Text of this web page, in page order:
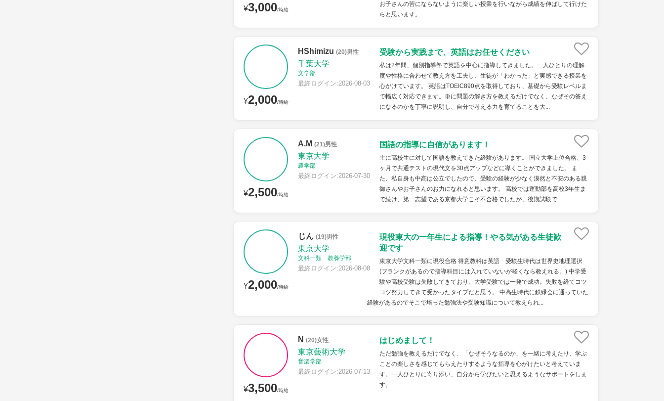
¥3,000/時給
お子さんの苦にならないように楽しい授業を行いながら成績を伸ばして行けた
らと思います。
¥2,000/時給
HShimizu (20)男性
千葉大学
文学部
最終ログイン:2026-08-03
受験から実践まで、英語はお任せください
私は2年間、個別指導塾で英語を中心に指導してきました。一人ひとりの理解
度や性格に合わせて教え方を工夫し、生徒が「わかった」と実感できる授業を
心がけています。 英語はTOEIC890点を取得しており、基礎から受験レベルま
で幅広く対応できます。単に問題の解き方を教えるだけでなく、なぜその答え
になるのかを丁寧に説明し、自分で考える力を育てることを大...
¥2,500/時給
A.M (21)男性
東京大学
農学部
最終ログイン:2026-07-30
国語の指導に自信があります！
主に高校生に対して国語を教えてきた経験があります。 国立大学上位合格、3
ヶ月で共通テストの現代文を30点アップなどに導くことができました。 ま
た、私自身も中高は公立でしたので、受験の経験が少なく漠然と不安のある親
御さんやお子さんのお力になれると思います。 高校では運動部を高校3年生ま
で続け、第一志望である京都大学こそ不合格でしたが、後期試験で...
¥2,000/時給
じん (19)男性
東京大学
文科一類 教養学部
最終ログイン:2026-08-08
現役東大の一年生による指導！やる気がある生徒歓
迎です
東京大学文科一類に現役合格 得意教科は英語 受験生時代は世界史地理選択
(ブランクがあるので指導科目には入れていないが軽くなら教えれる。) 中学受
験や高校受験は失敗してきており、大学受験では一発で成功。失敗を経てコツ
コツ努力してきて受かったタイプだと思う。 中高生時代に鉄緑会に通っていた
経験があるのでそこで培った勉強法や受験知識について教えられ...
¥3,500/時給
N (20)女性
東京藝術大学
音楽学部
最終ログイン:2026-07-13
はじめまして！
ただ勉強を教えるだけでなく、「なぜそうなるのか」を一緒に考えたり、学ぶ
ことの楽しさを感じてもらえたりするような指導を心がけたいと考えていま
す。一人ひとりに寄り添い、自分から学びたいと思えるようなサポートをしま
す。